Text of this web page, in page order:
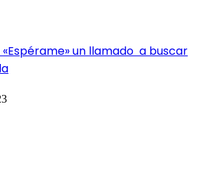
«Espérame» un llamado a buscar